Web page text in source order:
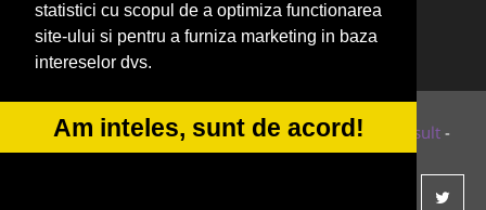
statistici cu scopul de a optimiza functionarea
site-ului si pentru a furniza marketing in baza
intereselor dvs.
Am inteles, sunt de acord!
FirmaTractariAuto.ro
Service-Reparatii.com
© 2014-2026 Powered byVilonMedia&Tokaido Consult -